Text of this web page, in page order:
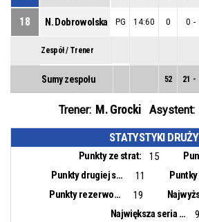
18 N. Dobrowolska PG 14:60 0 0 -
Zespół / Trener
Sumy zespołu 52 21 -
Trener: M. Grocki Asystent:
STATYSTYKI
Punkty ze strat: 15
Punkty drugiej szansy:
11
Punkty rezerwowych:
19
Największa seria punktowa:
9